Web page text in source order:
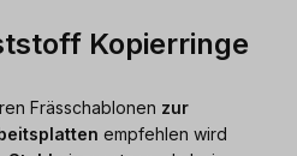
Kopierringe
Frässchablonen zur
empfehlen wird